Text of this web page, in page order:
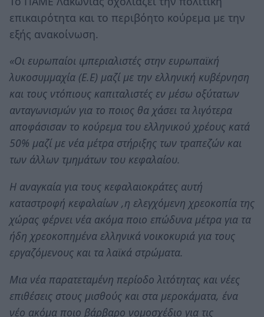
επικαιρότητα και το περιβόητο κούρεμα με την
εξής ανακοίνωση.
«Οι ευρωπαίοι ιμπεριαλιστές στην ευρωπαϊκή
λυκοσυμμαχία (Ε.Ε) μαζί με την ελληνική κυβέρνηση
και τους ντόπιους καπιταλιστές εν μέσω οξύτατων
ανταγωνισμών για το ποιος θα χάσει τα λιγότερα
αποφάσισαν το κούρεμα του ελληνικού χρέους κατά
50% μαζί με νέα μέτρα στήριξης των τραπεζών και
των άλλων τμημάτων του κεφαλαίου.
Η αναγκαία για τους κεφαλαιοκράτες αυτή
καταστροφή κεφαλαίων ,η ελεγχόμενη χρεοκοπία της
χώρας φέρνει νέα ακόμα ποιο επώδυνα μέτρα για τα
ήδη χρεοκοπημένα ελληνικά νοικοκυριά για τους
εργαζόμενους και τα λαϊκά στρώματα.
Μια νέα παρατεταμένη περίοδο λιτότητας και νέες
επιθέσεις στους μισθούς και στα μεροκάματα, ένα
νέο ακόμα ποιο βάρβαρο νομοσχέδιο για τις